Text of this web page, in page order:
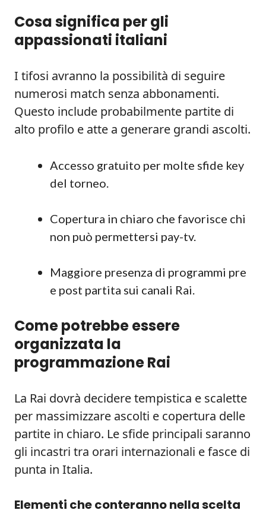
Cosa significa per gli
appassionati italiani
I tifosi avranno la possibilità di seguire
numerosi match senza abbonamenti.
Questo include probabilmente partite di
alto profilo e atte a generare grandi ascolti.
Accesso gratuito per molte sfide key
del torneo.
Copertura in chiaro che favorisce chi
non può permettersi pay-tv.
Maggiore presenza di programmi pre
e post partita sui canali Rai.
Come potrebbe essere
organizzata la
programmazione Rai
La Rai dovrà decidere tempistica e scalette
per massimizzare ascolti e copertura delle
partite in chiaro. Le sfide principali saranno
gli incastri tra orari internazionali e fasce di
punta in Italia.
Elementi che conteranno nella scelta